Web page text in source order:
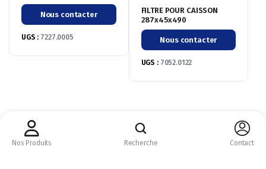
Nous contacter
UGS : 7227.0005
FILTRE POUR CAISSON
287x45x490
Nous contacter
UGS : 7052.0122
CM CHR © 2026 ©
Nous acceptons :
Nos Produits Recherche Contact